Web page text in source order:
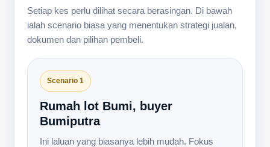
Setiap kes perlu dilihat secara berasingan. Di bawah
ialah scenario biasa yang menentukan strategi jualan,
dokumen dan pilihan pembeli.
Scenario 1
Rumah lot Bumi, buyer
Bumiputra
Ini laluan yang biasanya lebih mudah. Fokus